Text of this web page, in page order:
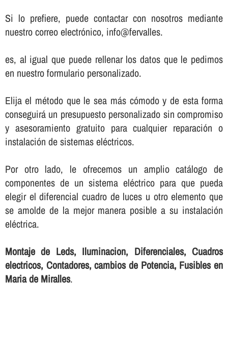
Si lo prefiere, puede contactar con nosotros mediante
nuestro correo electrónico, info@fervalles.
es, al igual que puede rellenar los datos que le pedimos
en nuestro formulario personalizado.
Elija el método que le sea más cómodo y de esta forma
conseguirá un presupuesto personalizado sin compromiso
y asesoramiento gratuito para cualquier reparación o
instalación de sistemas eléctricos.
Por otro lado, le ofrecemos un amplio catálogo de
componentes de un sistema eléctrico para que pueda
elegir el diferencial cuadro de luces u otro elemento que
se amolde de la mejor manera posible a su instalación
eléctrica.
Montaje de Leds, Iluminacion, Diferenciales, Cuadros
electricos, Contadores, cambios de Potencia, Fusibles en
Maria de Miralles.